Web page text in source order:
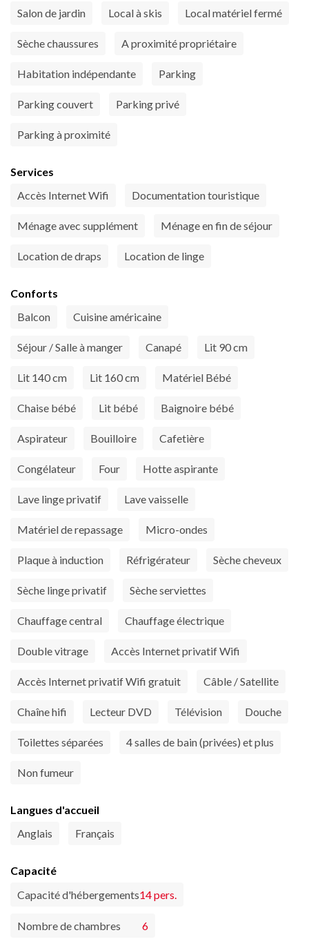
Salon de jardin Local à skis Local matériel fermé
Sèche chaussures A proximité propriétaire
Habitation indépendante Parking
Parking couvert Parking privé
Parking à proximité
Services
Accès Internet Wifi
Documentation touristique
Ménage avec supplément Ménage en fin de séjour
Location de draps Location de linge
Conforts
Balcon
Cuisine américaine
Séjour / Salle à manger Canapé Lit 90 cm
Lit 140 cm Lit 160 cm Matériel Bébé
Chaise bébé Lit bébé Baignoire bébé
Aspirateur Bouilloire Cafetière
Congélateur Four Hotte aspirante
Lave linge privatif Lave vaisselle
Matériel de repassage Micro-ondes
Plaque à induction Réfrigérateur Sèche cheveux
Sèche linge privatif Sèche serviettes
Chauffage central Chauffage électrique
Double vitrage Accès Internet privatif Wifi
Accès Internet privatif Wifi gratuit Câble / Satellite
Chaîne hifi Lecteur DVD Télévision Douche
Toilettes séparées 4 salles de bain (privées) et plus
Non fumeur
Langues d'accueil
Anglais
Français
Capacité
Capacité d'hébergements14 pers.
Nombre de chambres 6